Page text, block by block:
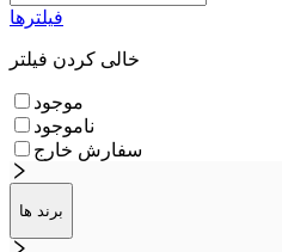
فیلترها
خالی کردن فیلتر
موجود
ناموجود
سفارش خارج
برند ها